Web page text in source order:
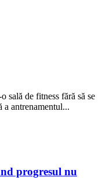
sală de fitness fără să se
a antrenamentul...
progresul nu